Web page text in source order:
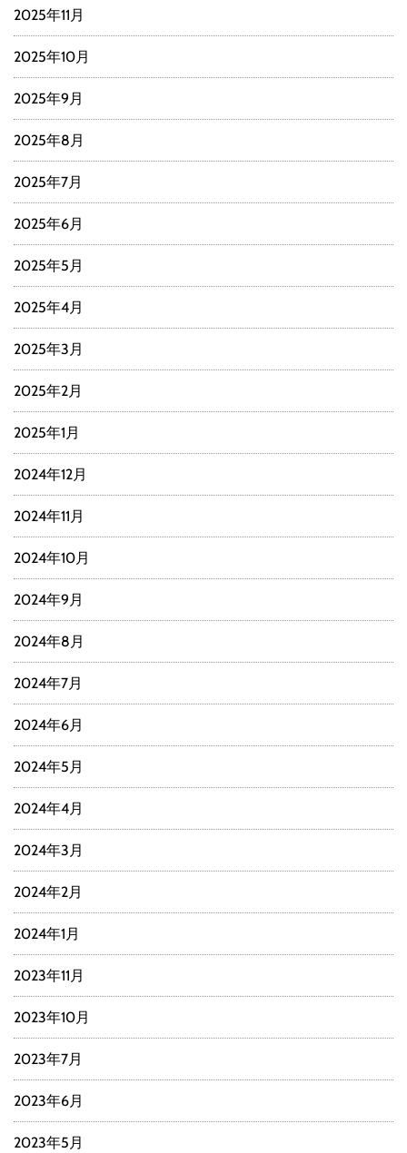
2025年11月
2025年10月
2025年9月
2025年8月
2025年7月
2025年6月
2025年5月
2025年4月
2025年3月
2025年2月
2025年1月
2024年12月
2024年11月
2024年10月
2024年9月
2024年8月
2024年7月
2024年6月
2024年5月
2024年4月
2024年3月
2024年2月
2024年1月
2023年11月
2023年10月
2023年7月
2023年6月
2023年5月